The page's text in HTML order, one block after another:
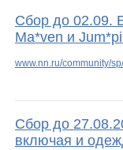
litonina
Сбор до 02.09.
Ma*ven и
www.nn.ru/community/
Сбор до
включая и